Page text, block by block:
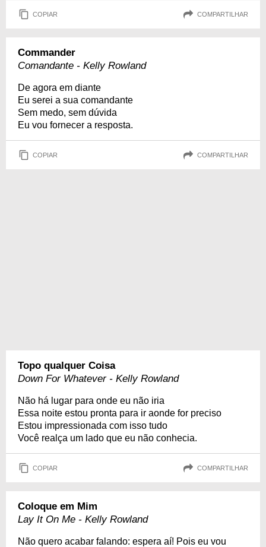
COPIAR COMPARTILHAR
Commander
Comandante - Kelly Rowland
De agora em diante
Eu serei a sua comandante
Sem medo, sem dúvida
Eu vou fornecer a resposta.
COPIAR COMPARTILHAR
Topo qualquer Coisa
Down For Whatever - Kelly Rowland
Não há lugar para onde eu não iria
Essa noite estou pronta para ir aonde for preciso
Estou impressionada com isso tudo
Você realça um lado que eu não conhecia.
COPIAR COMPARTILHAR
Coloque em Mim
Lay It On Me - Kelly Rowland
Não quero acabar falando: espera aí! Pois eu vou